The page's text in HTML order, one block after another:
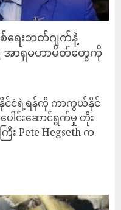
ေးဘတ်ဂျက်နဲ့
ဖို့ အာရှမဟာမိတ်တွေကို
င်ငံရဲ့ရန်ကို ကာကွယ်နိုင်
ါင်းဆောင်ရွက်မှု တိုး
း Pete Hegseth က